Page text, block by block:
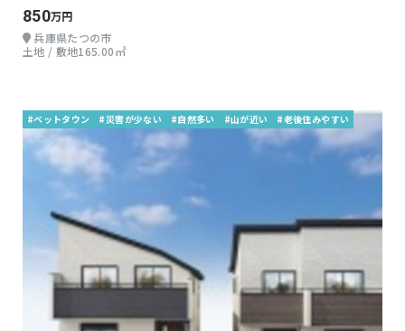
850万円
兵庫県たつの市
土地 / 敷地165.00㎡
#ベットタウン #災害が少ない #自然多い #山が近い #老後住みやすい